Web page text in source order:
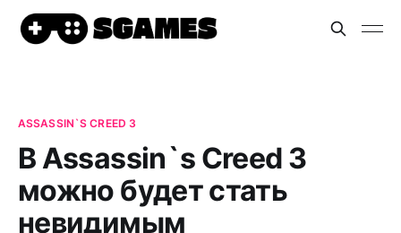
ASSASSIN`S CREED 3
В Assassin`s Creed 3
можно будет стать
невидимым